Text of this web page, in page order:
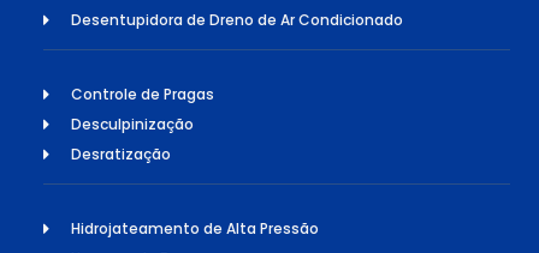
Desentupidora de Dreno de Ar Condicionado
Controle de Pragas
Desculpinização
Desratização
Hidrojateamento de Alta Pressão